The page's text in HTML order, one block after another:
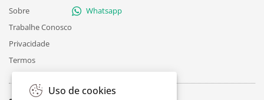
Sobre
Trabalhe Conosco
Privacidade
Termos
Whatsapp
Uso de cookies